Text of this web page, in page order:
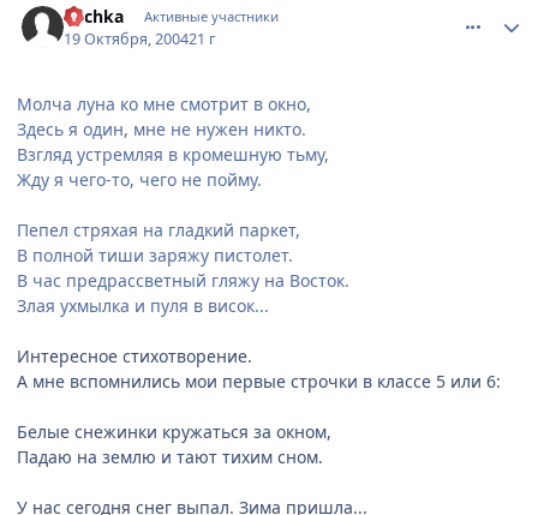
Luchka Активные участники
19 Октября, 200421 г
Молча луна ко мне смотрит в окно,
Здесь я один, мне не нужен никто.
Взгляд устремляя в кромешную тьму,
Жду я чего-то, чего не пойму.
Пепел стряхая на гладкий паркет,
В полной тиши заряжу пистолет.
В час предрассветный гляжу на Восток.
Злая ухмылка и пуля в висок...
Интересное стихотворение.
А мне вспомнились мои первые строчки в классе 5 или 6:
Белые снежинки кружаться за окном,
Падаю на землю и тают тихим сном.
У нас сегодня снег выпал. Зима пришла...